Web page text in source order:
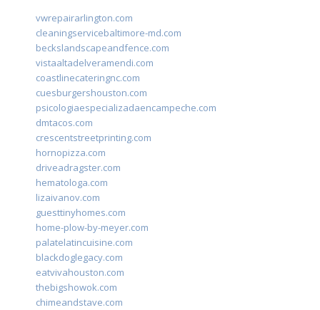
vwrepairarlington.com
cleaningservicebaltimore-md.com
beckslandscapeandfence.com
vistaaltadelveramendi.com
coastlinecateringnc.com
cuesburgershouston.com
psicologiaespecializadaencampeche.com
dmtacos.com
crescentstreetprinting.com
hornopizza.com
driveadragster.com
hematologa.com
lizaivanov.com
guesttinyhomes.com
home-plow-by-meyer.com
palatelatincuisine.com
blackdoglegacy.com
eatvivahouston.com
thebigshowok.com
chimeandstave.com